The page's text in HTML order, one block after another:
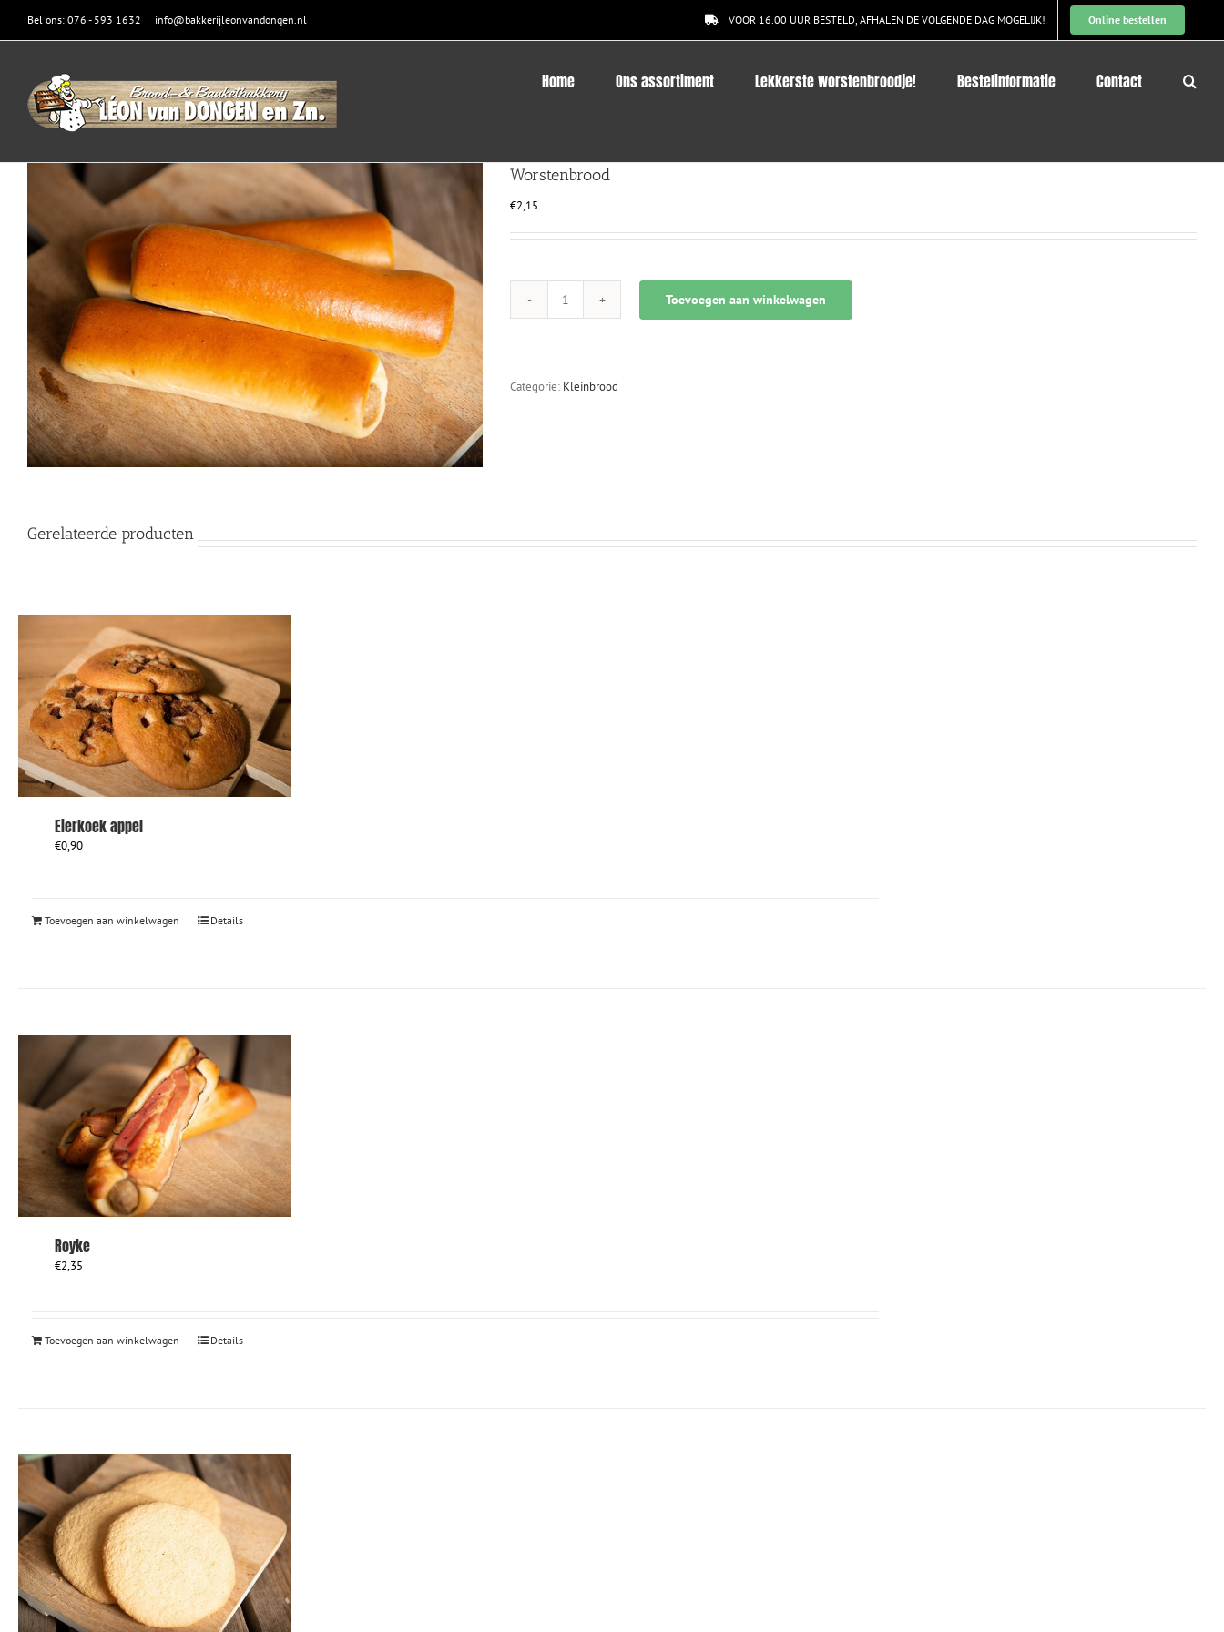
content
Bel ons: 076 - 593 1632 | info@bakkerijleonvandongen.nl VOOR 16.00 UUR BESTELD, AFHALEN DE VOLGENDE DAG MOGELIJK! Online bestellen
Home Ons assortiment Lekkerste worstenbroodje! Bestelinformatie Contact
Worstenbrood
€2,15
Worstenbrood
Toevoegen aan winkelwagen
Categorie: Kleinbrood
Gerelateerde producten
Eierkoek appel
€0,90
Toevoegen aan winkelwagen Details
Royke
€2,35
Toevoegen aan winkelwagen Details